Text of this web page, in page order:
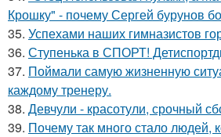
Крошку" - почему Сергей бурунов
35. Успехами наших гимназистов
36. Ступенька в СПОРТ!
37. Поймали самую жизненную
каждому тренеру.
38. Девчули - красотули, срочный
39. Почему так много стало людей,